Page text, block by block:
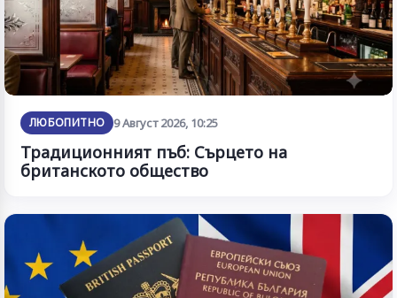
ЛЮБОПИТНО 9 Август 2026, 10:25
Традиционният пъб: Сърцето на
британското общество